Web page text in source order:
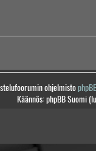
ohjelmisto
Käännös: phpBB Suomi